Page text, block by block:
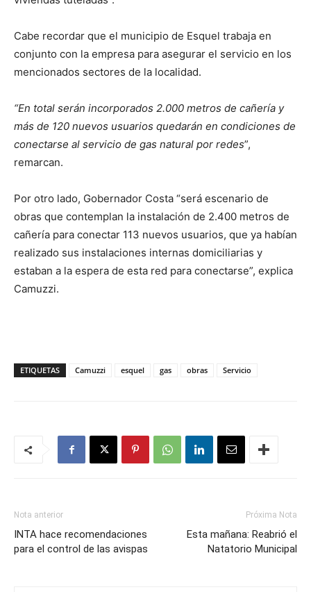
Cabe recordar que el municipio de Esquel trabaja en
conjunto con la empresa para asegurar el servicio en los
mencionados sectores de la localidad.
“En total serán incorporados 2.000 metros de cañería y
más de 120 nuevos usuarios quedarán en condiciones de
conectarse al servicio de gas natural por redes”,
remarcan.
Por otro lado, Gobernador Costa “será escenario de
obras que contemplan la instalación de 2.400 metros de
cañería para conectar 113 nuevos usuarios, que ya habían
realizado sus instalaciones internas domiciliarias y
estaban a la espera de esta red para conectarse”, explica
Camuzzi.
ETIQUETAS Camuzzi esquel gas obras Servicio
Nota anterior
INTA hace recomendaciones
para el control de las avispas
Próxima Nota
Esta mañana: Reabrió el
Natatorio Municipal